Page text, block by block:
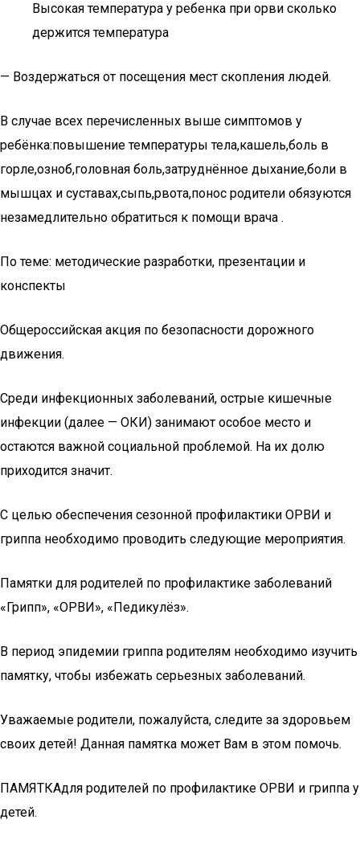
Высокая температура у ребенка при орви сколько
держится температура
— Воздержаться от посещения мест скопления людей.
В случае всех перечисленных выше симптомов у
ребёнка:повышение температуры тела,кашель,боль в
горле,озноб,головная боль,затруднённое дыхание,боли в
мышцах и суставах,сыпь,рвота,понос родители обязуются
незамедлительно обратиться к помощи врача .
По теме: методические разработки, презентации и
конспекты
Общероссийская акция по безопасности дорожного
движения.
Среди инфекционных заболеваний, острые кишечные
инфекции (далее — ОКИ) занимают особое место и
остаются важной социальной проблемой. На их долю
приходится значит.
С целью обеспечения сезонной профилактики ОРВИ и
гриппа необхо­димо проводить следующие мероприятия.
Памятки для родителей по профилактике заболеваний
«Грипп», «ОРВИ», «Педикулёз».
В период эпидемии гриппа родителям необходимо изучить
памятку, чтобы избежать серьезных заболеваний.
Уважаемые родители, пожалуйста, следите за здоровьем
своих детей! Данная памятка может Вам в этом помочь.
ПАМЯТКАдля родителей по профилактике ОРВИ и гриппа у
детей.